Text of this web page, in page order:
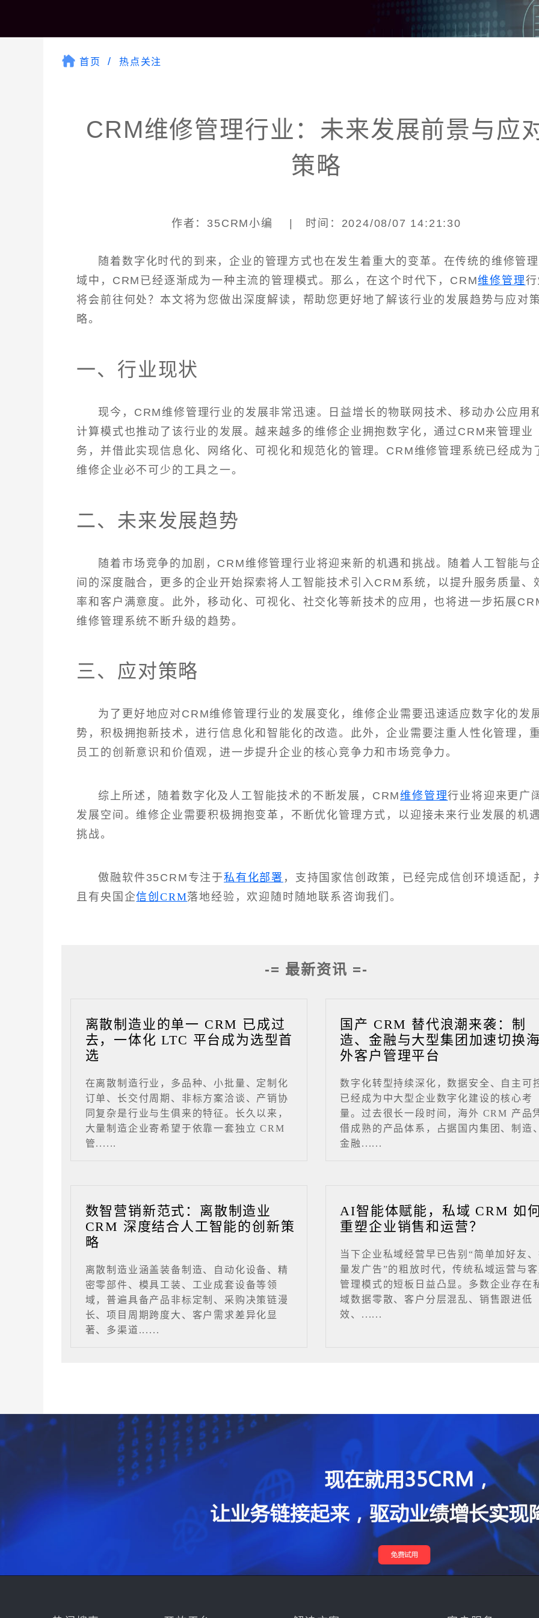
首页 热点关注
CRM维修管理行业：未来发展前景与应
策略
作者：35CRM小编 | 时间：2024/08/07 14:21:30
随着数字化时代的到来，企业的管理方式也在发生着重大的变革。在传统的维修管
域中，CRM已经逐渐成为一种主流的管理模式。那么，在这个时代下，CRM维修管理行
将会前往何处？本文将为您做出深度解读，帮助您更好地了解该行业的发展趋势与应对策
略。
一、行业现状
现今，CRM维修管理行业的发展非常迅速。日益增长的物联网技术、移动办公应用
计算模式也推动了该行业的发展。越来越多的维修企业拥抱数字化，通过CRM来管理业
务，并借此实现信息化、网络化、可视化和规范化的管理。CRM维修管理系统已经成为
维修企业必不可少的工具之一。
二、未来发展趋势
随着市场竞争的加剧，CRM维修管理行业将迎来新的机遇和挑战。随着人工智能与
间的深度融合，更多的企业开始探索将人工智能技术引入CRM系统，以提升服务质量、
率和客户满意度。此外，移动化、可视化、社交化等新技术的应用，也将进一步拓展
维修管理系统不断升级的趋势。
三、应对策略
为了更好地应对CRM维修管理行业的发展变化，维修企业需要迅速适应数字化的发
势，积极拥抱新技术，进行信息化和智能化的改造。此外，企业需要注重人性化管理，
员工的创新意识和价值观，进一步提升企业的核心竞争力和市场竞争力。
综上所述，随着数字化及人工智能技术的不断发展，CRM维修管理行业将迎来更广
发展空间。维修企业需要积极拥抱变革，不断优化管理方式，以迎接未来行业发展的机
挑战。
傲融软件35CRM专注于私有化部署 ，支持国家信创政策，已经完成信创环境适配，
且有央国企信创CRM落地经验，欢迎随时随地联系咨询我们。
-= 最新资讯 =-
离散制造业的单一 CRM 已成过
去，一体化 LTC 平台成为选型首
选
在离散制造行业，多品种、小批量、定制化
订单、长交付周期、非标方案洽谈、产销协
同复杂是行业与生俱来的特征。长久以来，
大量制造企业寄希望于依靠一套独立 CRM
管......
国产 CRM 替代浪潮来袭：制
造、金融与大型集团加速切换海
外客户管理平台
数字化转型持续深化，数据安全、自主可
已经成为中大型企业数字化建设的核心考
量。过去很长一段时间，海外 CRM 产品
借成熟的产品体系，占据国内集团、制造、
金融......
数智营销新范式：离散制造业
CRM 深度结合人工智能的创新策
略
离散制造业涵盖装备制造、自动化设备、精
密零部件、模具工装、工业成套设备等领
域，普遍具备产品非标定制、采购决策链漫
长、项目周期跨度大、客户需求差异化显
著、多渠道......
AI智能体赋能，私域 CRM 如
重塑企业销售和运营？
当下企业私域经营早已告别“简单加好友
量发广告”的粗放时代，传统私域运营与客
管理模式的短板日益凸显。多数企业存在
域数据零散、客户分层混乱、销售跟进低
效、......